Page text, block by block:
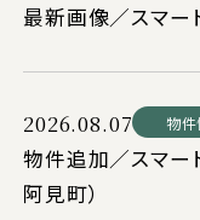
最新画像／スマー
2026.08.07 物
物件追加／スマー
阿見町）